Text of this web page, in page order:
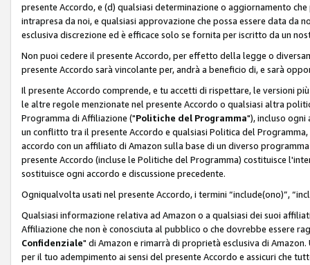
presente Accordo, e (d) qualsiasi determinazione o aggiornamento
intrapresa da noi, e qualsiasi approvazione che possa essere data
esclusiva discrezione ed è efficace solo se fornita per iscritto da un
Non puoi cedere il presente Accordo, per effetto della legge o
presente Accordo sarà vincolante per, andrà a beneficio di, e sarà
Il presente Accordo comprende, e tu accetti di rispettare, le versioni
le altre regole menzionate nel presente Accordo o qualsiasi altra
Programma di Affiliazione ("Politiche del Programma"), incluso
un conflitto tra il presente Accordo e qualsiasi Politica del
accordo con un affiliato di Amazon sulla base di un diverso
presente Accordo (incluse le Politiche del Programma) costituisce
sostituisce ogni accordo e discussione precedente.
Ogniqualvolta usati nel presente Accordo, i termini “include(ono)”,
Qualsiasi informazione relativa ad Amazon o a qualsiasi dei suoi
Affiliazione che non è conosciuta al pubblico o che dovrebbe essere
Confidenziale" di Amazon e rimarrà di proprietà esclusiva di
per il tuo adempimento ai sensi del presente Accordo e assicuri che